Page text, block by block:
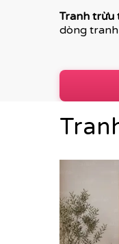
Tranh trừu
dòng